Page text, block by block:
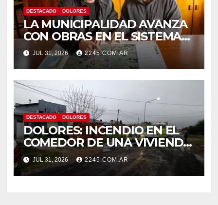
DESTACADO DOLORES
LA MUNICIPALIDAD AVANZA
CON OBRAS EN EL SISTEMA
HÍDRICO DE DOLORES
JUL 31, 2026 2245.COM.AR
DESTACADO DOLORES
DOLORES: INCENDIO EN EL
COMEDOR DE UNA VIVIENDA
FUE CONTROLADO POR
BOMBEROS
JUL 31, 2026 2245.COM.AR